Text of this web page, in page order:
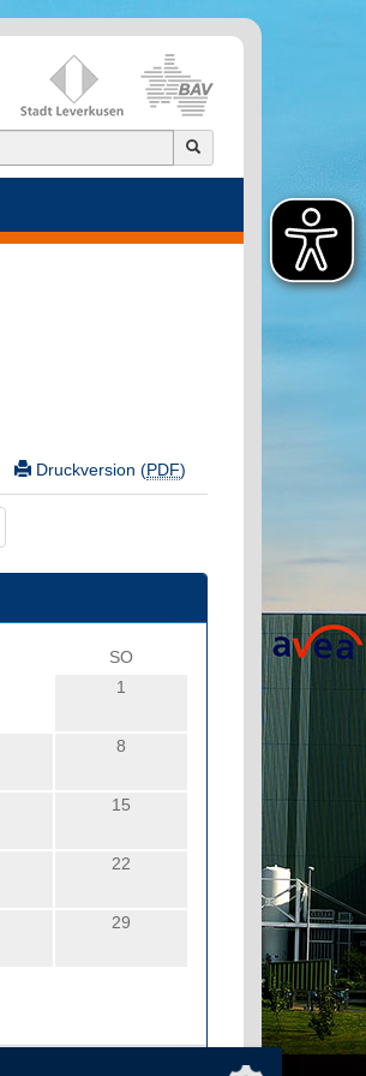
Druckversion (PDF)
SO
1
8
15
22
29